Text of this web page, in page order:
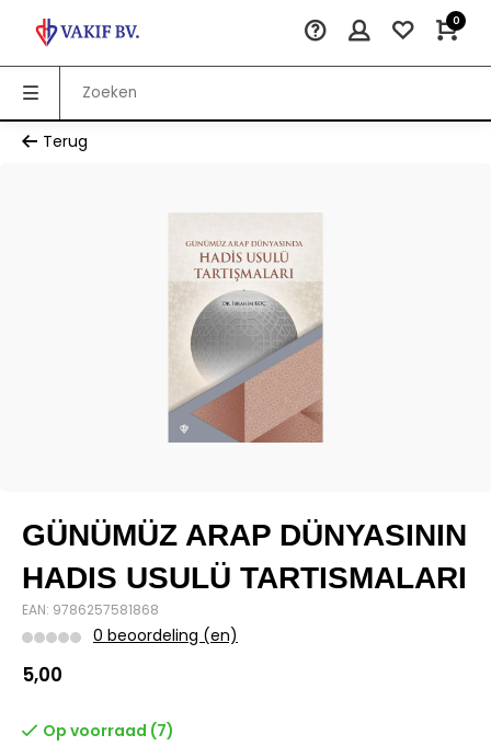
0
Terug
GÜNÜMÜZ ARAP DÜNYASININ
HADIS USULÜ TARTISMALARI
EAN: 9786257581868
0 beoordeling (en)
5,00
Op voorraad (7)